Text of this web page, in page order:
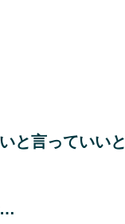
と言っていいと
…